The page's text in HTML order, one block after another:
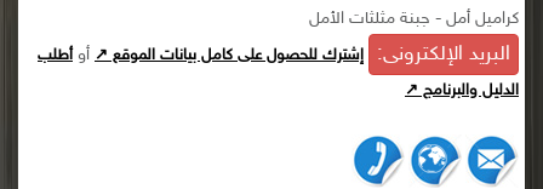
كراميل أمل - جبنة مثلثات الأمل
البريد الإلكترونى: إشترك للحصول على كامل بيانات الموقع ↗ أوأطلب
الدليل والبرنامج ↗